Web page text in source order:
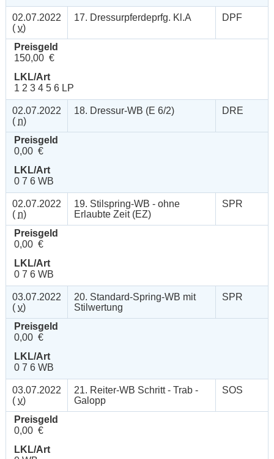
02.07.2022
( v)
17. Dressurpferdeprfg. Kl.A DPF
Preisgeld
150,00 €
LKL/Art
1 2 3 4 5 6 LP
02.07.2022
( n)
18. Dressur-WB (E 6/2) DRE
Preisgeld
0,00 €
LKL/Art
0 7 6 WB
02.07.2022
( n)
19. Stilspring-WB - ohne
Erlaubte Zeit (EZ)
SPR
Preisgeld
0,00 €
LKL/Art
0 7 6 WB
03.07.2022
( v)
20. Standard-Spring-WB mit
Stilwertung
SPR
Preisgeld
0,00 €
LKL/Art
0 7 6 WB
03.07.2022
( v)
21. Reiter-WB Schritt - Trab -
Galopp
SOS
Preisgeld
0,00 €
LKL/Art